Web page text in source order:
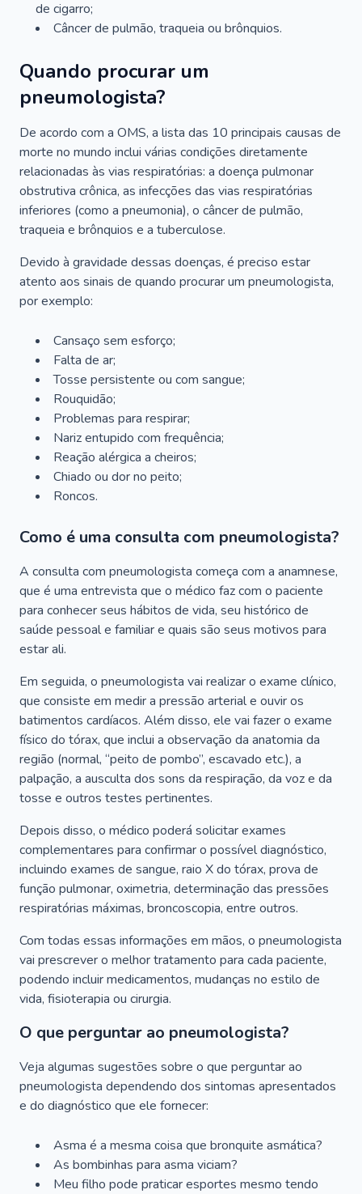
de cigarro;
Câncer de pulmão, traqueia ou brônquios.
Quando procurar um
pneumologista?
De acordo com a OMS, a lista das 10 principais causas de
morte no mundo inclui várias condições diretamente
relacionadas às vias respiratórias: a doença pulmonar
obstrutiva crônica, as infecções das vias respiratórias
inferiores (como a pneumonia), o câncer de pulmão,
traqueia e brônquios e a tuberculose.
Devido à gravidade dessas doenças, é preciso estar
atento aos sinais de quando procurar um pneumologista,
por exemplo:
Cansaço sem esforço;
Falta de ar;
Tosse persistente ou com sangue;
Rouquidão;
Problemas para respirar;
Nariz entupido com frequência;
Reação alérgica a cheiros;
Chiado ou dor no peito;
Roncos.
Como é uma consulta com pneumologista?
A consulta com pneumologista começa com a anamnese,
que é uma entrevista que o médico faz com o paciente
para conhecer seus hábitos de vida, seu histórico de
saúde pessoal e familiar e quais são seus motivos para
estar ali.
Em seguida, o pneumologista vai realizar o exame clínico,
que consiste em medir a pressão arterial e ouvir os
batimentos cardíacos. Além disso, ele vai fazer o exame
físico do tórax, que inclui a observação da anatomia da
região (normal, “peito de pombo”, escavado etc.), a
palpação, a ausculta dos sons da respiração, da voz e da
tosse e outros testes pertinentes.
Depois disso, o médico poderá solicitar exames
complementares para confirmar o possível diagnóstico,
incluindo exames de sangue, raio X do tórax, prova de
função pulmonar, oximetria, determinação das pressões
respiratórias máximas, broncoscopia, entre outros.
Com todas essas informações em mãos, o pneumologista
vai prescrever o melhor tratamento para cada paciente,
podendo incluir medicamentos, mudanças no estilo de
vida, fisioterapia ou cirurgia.
O que perguntar ao pneumologista?
Veja algumas sugestões sobre o que perguntar ao
pneumologista dependendo dos sintomas apresentados
e do diagnóstico que ele fornecer:
Asma é a mesma coisa que bronquite asmática?
As bombinhas para asma viciam?
Meu filho pode praticar esportes mesmo tendo